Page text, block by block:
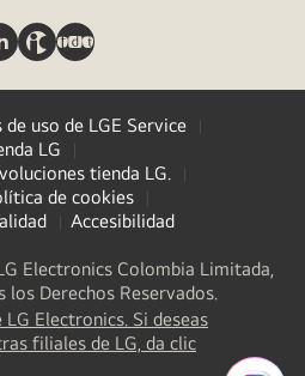
de uso de LGE Service
LG
tienda LG.
de cookies
Accesibilidad
Electronics Colombia Limitada,
Derechos Reservados.
Electronics. Si deseas
filiales de LG, da clic(